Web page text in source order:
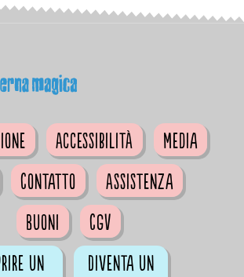
Accessibilità
Media
Contatto
Assistenza
Buoni
CGV
un
Diventa un